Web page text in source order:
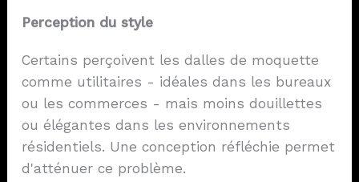
Perception du style
Certains perçoivent les dalles de moquette
comme utilitaires - idéales dans les bureaux
ou les commerces - mais moins douillettes
ou élégantes dans les environnements
résidentiels. Une conception réfléchie permet
d'atténuer ce problème.